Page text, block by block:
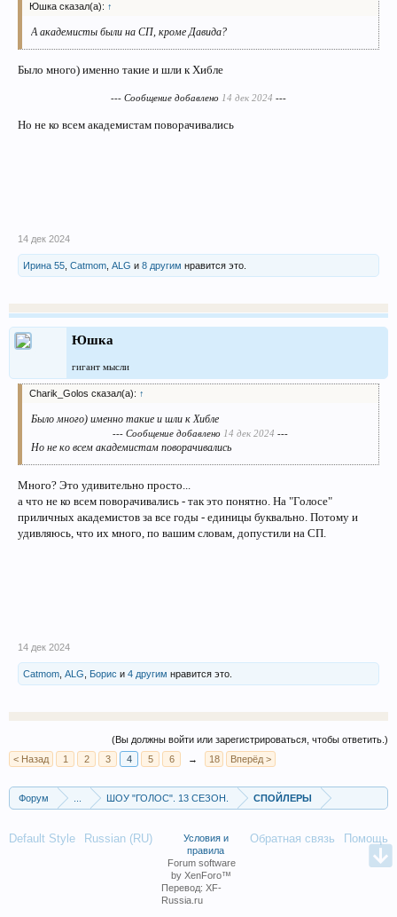
Юшка сказал(а): ↑
А академисты были на СП, кроме Давида?
Было много) именно такие и шли к Хибле
--- Сообщение добавлено 14 дек 2024 ---
Но не ко всем академистам поворачивались
14 дек 2024
Ирина 55 Catmom ALG и 8 другим нравится это.
Юшка
гигант мысли
Charik_Golos сказал(а): ↑
Было много) именно такие и шли к Хибле
--- Сообщение добавлено 14 дек 2024 ---
Но не ко всем академистам поворачивались
Много? Это удивительно просто...
а что не ко всем поворачивались - так это понятно. На "Голосе"
приличных академистов за все годы - единицы буквально. Потому и
удивляюсь, что их много, по вашим словам, допустили на СП.
14 дек 2024
Catmom ALG Борис и 4 другим нравится это.
(Вы должны войти или зарегистрироваться, чтобы ответить.)
< Назад
1 2 3 4 5 6 → 18 Вперёд >
Форум ШОУ "ГОЛОС". 13 СЕЗОН. СПОЙЛЕРЫ
Default Style Russian (RU) Обратная связь Помощь
Условия и
правила
Forum software
by XenForo™
Перевод: XF-
Russia.ru